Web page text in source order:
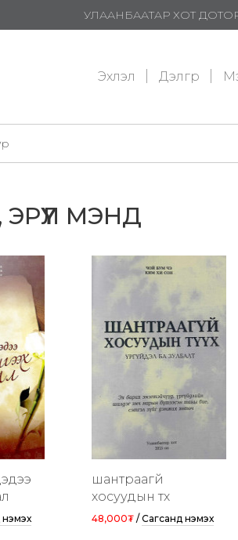
УЛААНБААТАР ХОТ
Эхлэл Дэлгүүр
ЭРҮҮЛ МЭНД
нэмэх
шантраагүй
хосуудын түүх
48,000₮ / Сагсанд нэмэх